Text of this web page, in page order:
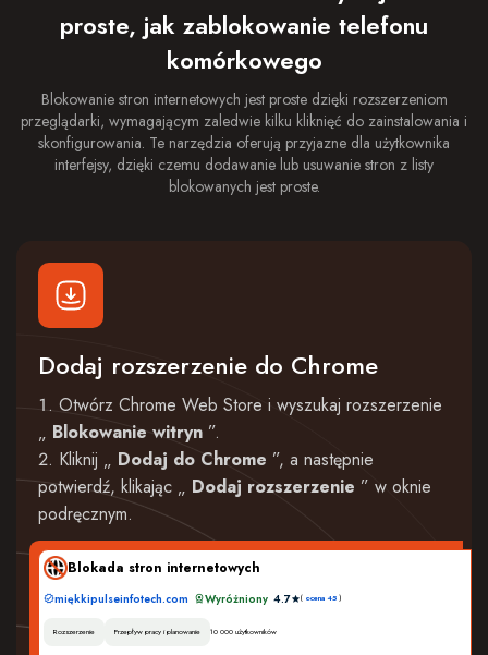
proste, jak zablokowanie telefonu
komórkowego
Blokowanie stron internetowych jest proste dzięki rozszerzeniom
przeglądarki, wymagającym zaledwie kilku kliknięć do zainstalowania i
skonfigurowania. Te narzędzia oferują przyjazne dla użytkownika
interfejsy, dzięki czemu dodawanie lub usuwanie stron z listy
blokowanych jest proste.
Dodaj rozszerzenie do Chrome
Otwórz Chrome Web Store i wyszukaj rozszerzenie
„ Blokowanie witryn ”.
Kliknij „ Dodaj do Chrome ”, a następnie
potwierdź, klikając „ Dodaj rozszerzenie ” w oknie
podręcznym.
Blokada stron internetowych
miękkipulseinfotech.com Wyróżniony 4.7 ( ocena 45 )
Rozszerzenie Przepływ pracy i planowanie 10 000 użytkowników